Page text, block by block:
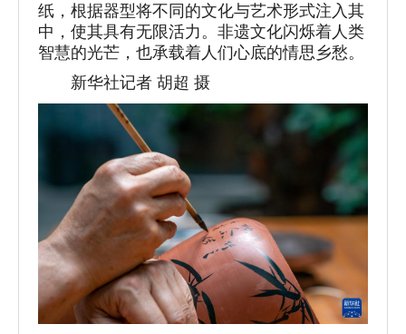
纸，根据器型将不同的文化与艺术形式注入其
中，使其具有无限活力。非遗文化闪烁着人类
智慧的光芒，也承载着人们心底的情思乡愁。
新华社记者 胡超 摄